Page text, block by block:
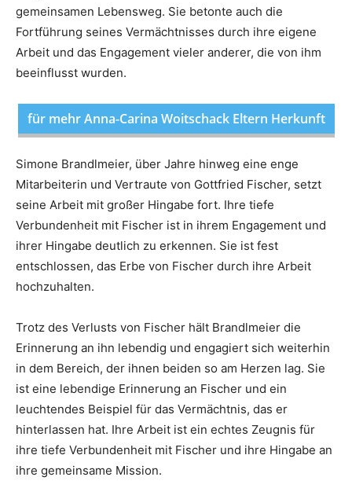
gemeinsamen Lebensweg. Sie betonte auch die
Fortführung seines Vermächtnisses durch ihre eigene
Arbeit und das Engagement vieler anderer, die von ihm
beeinflusst wurden.
für mehr Anna-Carina Woitschack Eltern Herkunft
Simone Brandlmeier, über Jahre hinweg eine enge
Mitarbeiterin und Vertraute von Gottfried Fischer, setzt
seine Arbeit mit großer Hingabe fort. Ihre tiefe
Verbundenheit mit Fischer ist in ihrem Engagement und
ihrer Hingabe deutlich zu erkennen. Sie ist fest
entschlossen, das Erbe von Fischer durch ihre Arbeit
hochzuhalten.
Trotz des Verlusts von Fischer hält Brandlmeier die
Erinnerung an ihn lebendig und engagiert sich weiterhin
in dem Bereich, der ihnen beiden so am Herzen lag. Sie
ist eine lebendige Erinnerung an Fischer und ein
leuchtendes Beispiel für das Vermächtnis, das er
hinterlassen hat. Ihre Arbeit ist ein echtes Zeugnis für
ihre tiefe Verbundenheit mit Fischer und ihre Hingabe an
ihre gemeinsame Mission.